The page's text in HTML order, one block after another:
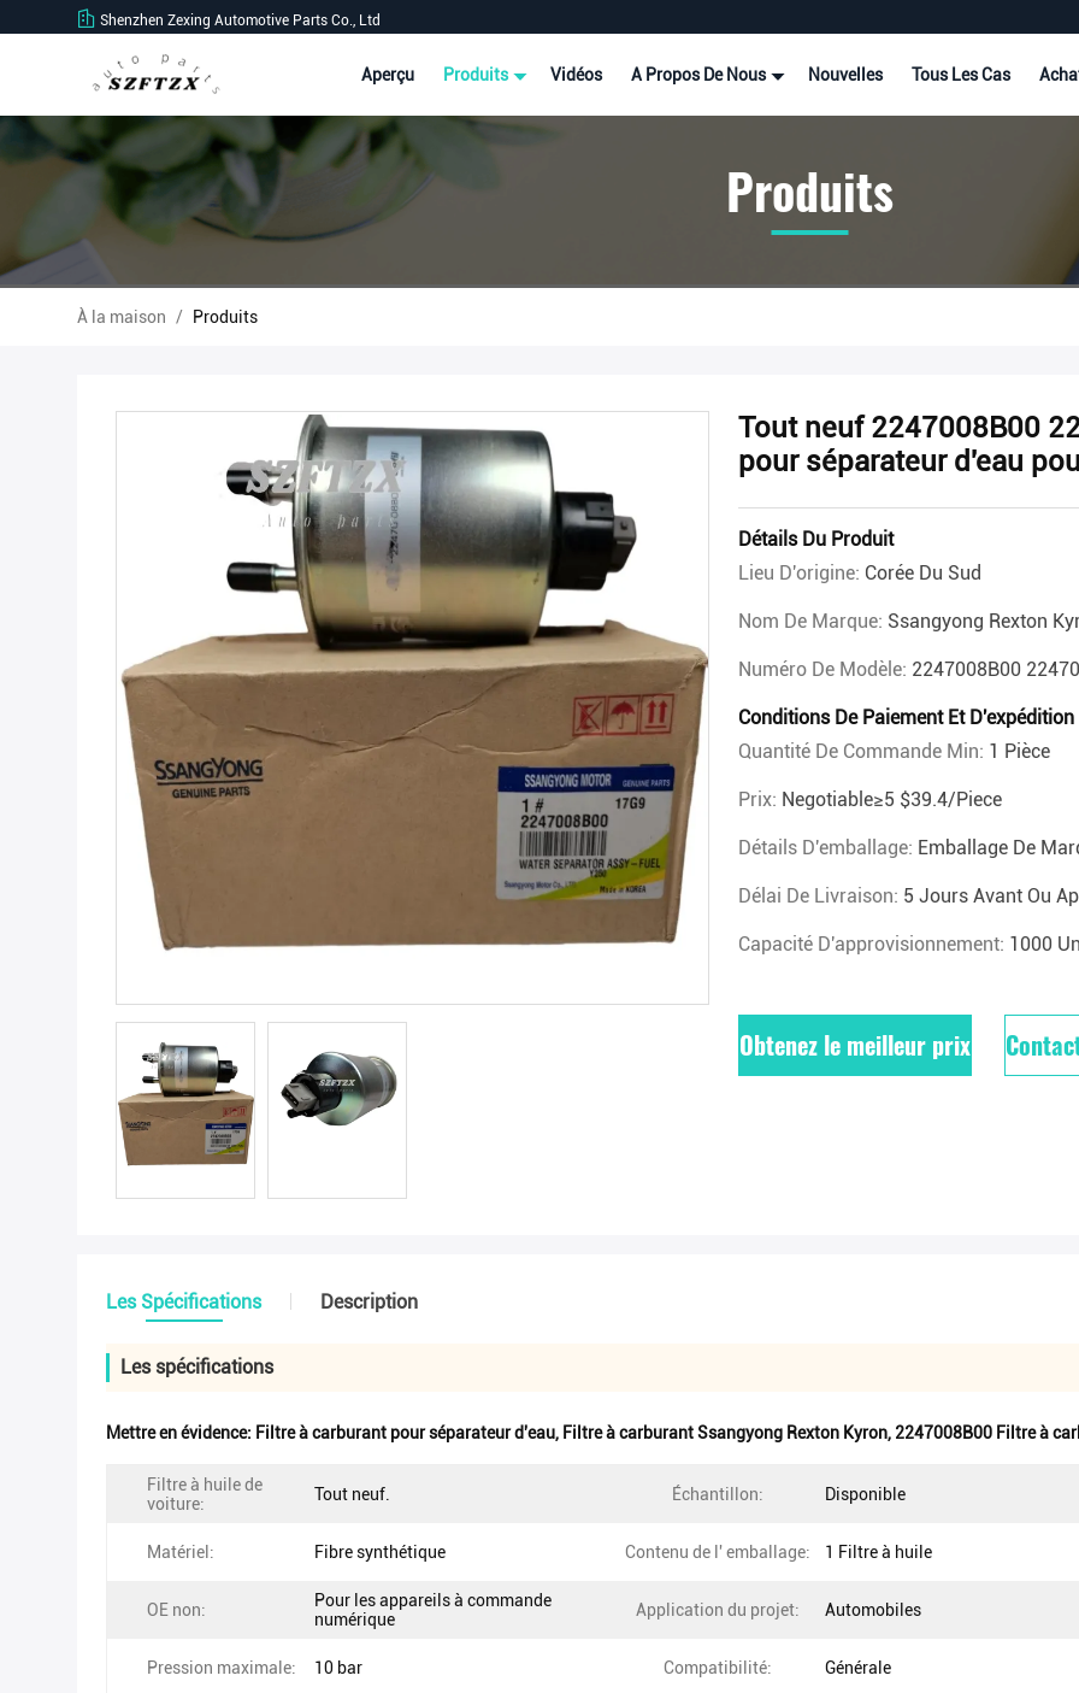
Shenzhen Zexing Automotive Parts Co., Ltd
Aperçu Produits Vidéos A Propos De Nous Nouvelles Tous Les Cas
Produits
À la maison / Produits
Tout neuf 2247008B00
pour séparateur d'eau
Détails Du Produit
Lieu D'origine: Corée Du Sud
Nom De Marque: Ssangyong Rexton
Numéro De Modèle: 2247008B00
Conditions De Paiement Et D'expédition
Quantité De Commande Min: 1 Pièce
Prix: Negotiable≥5 $39.4/piece
Détails D'emballage: Emballage De
Délai De Livraison: 5 Jours Avant Ou
Capacité D'approvisionnement: 1000
Obtenez le meilleur prix
Les Spécifications Description
Les spécifications
Mettre en évidence: Filtre à carburant pour séparateur d'eau, Filtre à carburant Ssangyong Rexton Kyron, 2247008B00 Filtre à
Filtre à huile de
voiture:
Tout neuf. Échantillon: Disponible
Matériel: Fibre synthétique Contenu de l' emballage: 1 Filtre à huile
OE non:
Pour les appareils à commande
numérique
Application du projet: Automobiles
Pression maximale: 10 bar Compatibilité: Générale